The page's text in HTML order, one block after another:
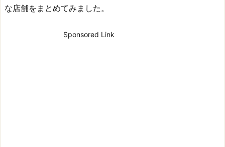
な店舗をまとめてみました。
Sponsored Link